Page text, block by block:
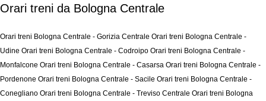
Orari treni da Bologna Centrale
Orari treni Bologna Centrale - Gorizia Centrale Orari treni Bologna Centrale -
Udine Orari treni Bologna Centrale - Codroipo Orari treni Bologna Centrale -
Monfalcone Orari treni Bologna Centrale - Casarsa Orari treni Bologna Centrale -
Pordenone Orari treni Bologna Centrale - Sacile Orari treni Bologna Centrale -
Conegliano Orari treni Bologna Centrale - Treviso Centrale Orari treni Bologna